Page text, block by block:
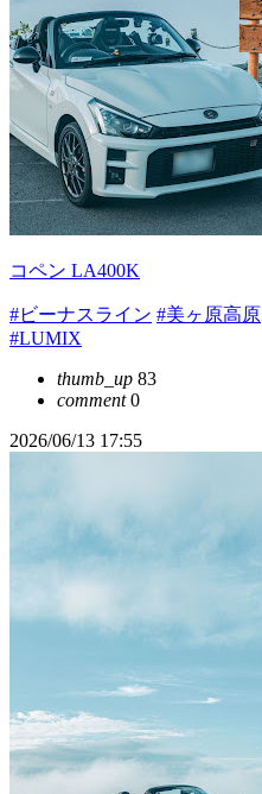
コペン LA400K
#ビーナスライン #美ヶ原高原
#LUMIX
thumb_up 83
comment0
2026/06/13 17:55